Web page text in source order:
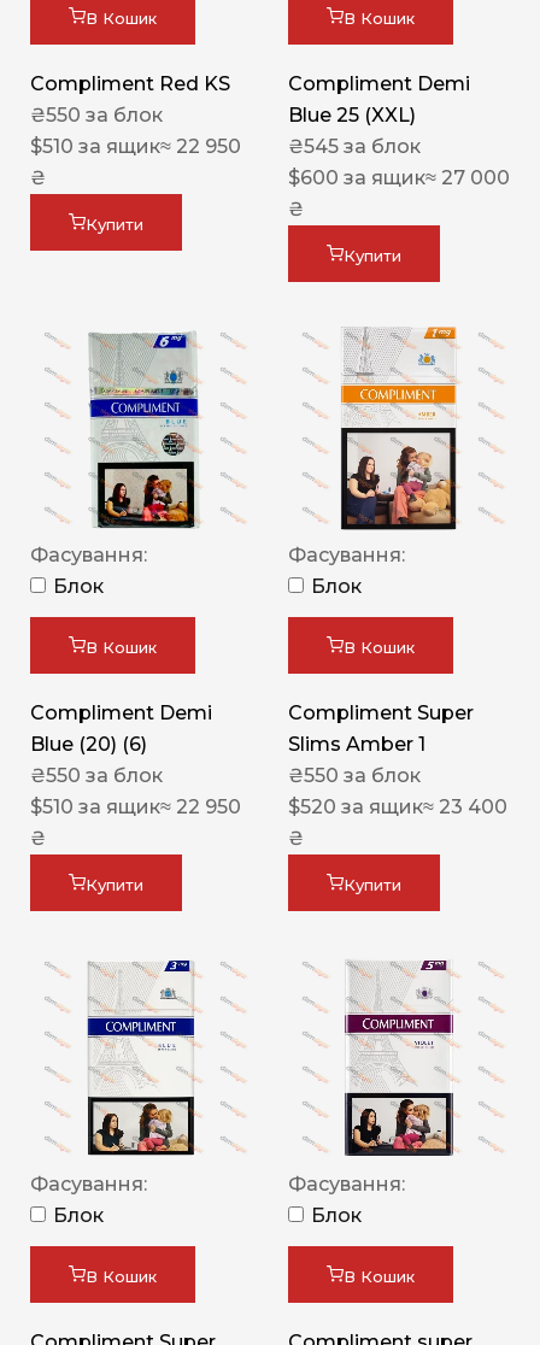
В Кошик
Compliment Red KS
₴550 за блок
$510 за ящик≈ 22 950
₴
Купити
В Кошик
Compliment Demi
Blue 25 (XXL)
₴545 за блок
$600 за ящик≈ 27 000
₴
Купити
Фасування:
Блок
В Кошик
Compliment Demi
Blue (20) (6)
₴550 за блок
$510 за ящик≈ 22 950
₴
Купити
Фасування:
Блок
В Кошик
Compliment Super
Slims Amber 1
₴550 за блок
$520 за ящик≈ 23 400
₴
Купити
Фасування:
Блок
В Кошик
Фасування:
Блок
В Кошик